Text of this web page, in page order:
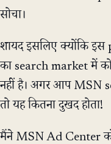
सोचा।
शायद इसलिए क्योंकि
का search market में
नहीं है। अगर आप MSN
तो यह कितना दुखद होता!
मैंने MSN Ad Center को